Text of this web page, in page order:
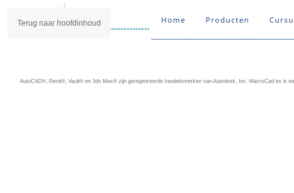
Terug naar hoofdinhoud Home Producten
AutoCAD®, Revit®, Vault® en 3ds Max® zijn geregistreerde handelsmerken van Autodesk, Inc. MacroCad bv is